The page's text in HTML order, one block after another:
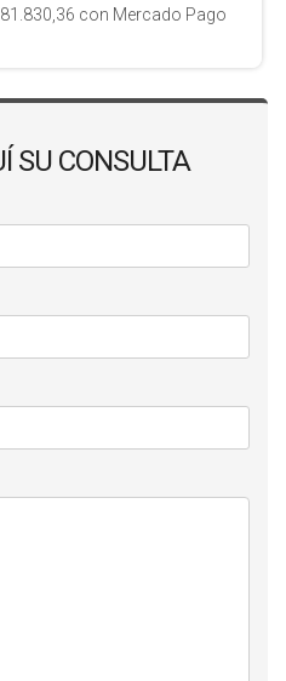
con Mercado Pago
SU CONSULTA